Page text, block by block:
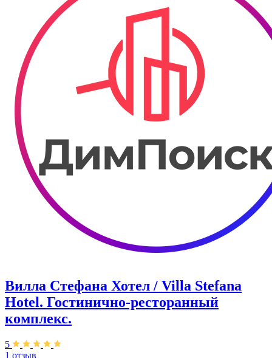
Вилла Стефана Хотел / Villa Stefana
Hotel. Гостинично-ресторанный
комплекс.
5
1 отзыв